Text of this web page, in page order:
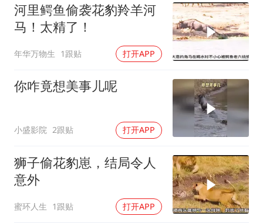
台当局重金为“台独”织“皇帝新衣”
几元成本的AI广告导致千万市值蒸发
老挝国会主席赛宋蓬逝世
乐享全民健身 共筑健康中国
河里鳄鱼偷袭花豹羚羊河
马！太精了！
年华万物生 1跟贴 打开APP
你咋竟想美事儿呢
小盛影院 2跟贴 打开APP
狮子偷花豹崽，结局令人
意外
蜜环人生 1跟贴 打开APP